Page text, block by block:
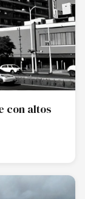
con altos